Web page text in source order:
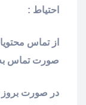
احتیاط :
از تماس
صورت تماس
در صورت بروز